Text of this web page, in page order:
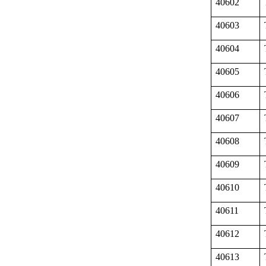
40602
40603
40604
40605
40606
40607
40608
40609
40610
40611
40612
40613